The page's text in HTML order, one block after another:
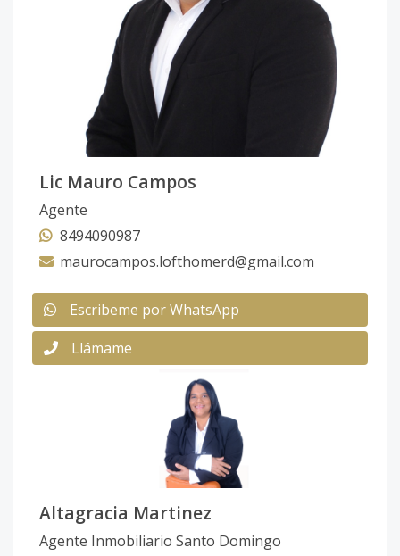
Lic Mauro Campos
Agente
8494090987
maurocampos.lofthomerd@gmail.com
Escribeme por WhatsApp
Llámame
Altagracia Martinez
Agente Inmobiliario Santo Domingo